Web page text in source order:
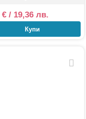
€/ 19,36 лв.
Купи